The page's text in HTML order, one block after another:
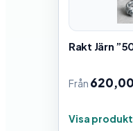
Rakt Järn
Från 620,00
Visa produkt